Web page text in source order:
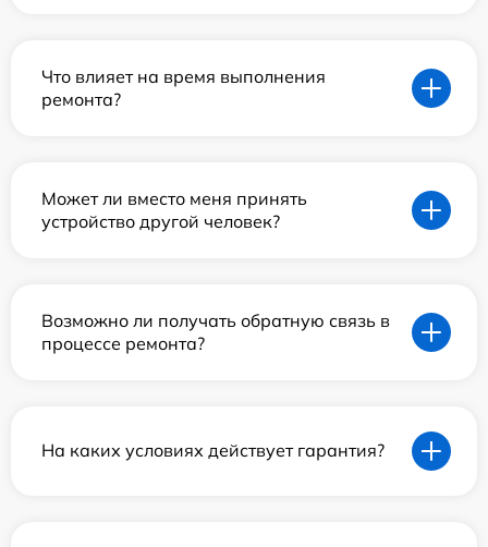
Что влияет на время выполнения
ремонта?
Может ли вместо меня принять
устройство другой человек?
Возможно ли получать обратную связь в
процессе ремонта?
На каких условиях действует гарантия?